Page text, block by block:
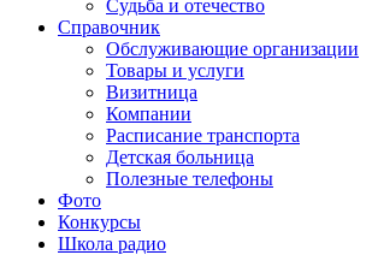
Судьба и отечество
Справочник
Обслуживающие организации
Товары и услуги
Визитница
Компании
Расписание транспорта
Детская больница
Полезные телефоны
Фото
Конкурсы
Школа радио